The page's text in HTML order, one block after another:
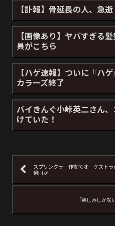
【訃報】骨延長の人、急逝
【画像あり】ヤバすぎる
員がこちら
【ハゲ速報】ついに『ハ
カラーズ終了
バイきんぐ小峠英二さん
けていた！
スプリンクラー作動でオーケスト
億円か
「楽しみしか